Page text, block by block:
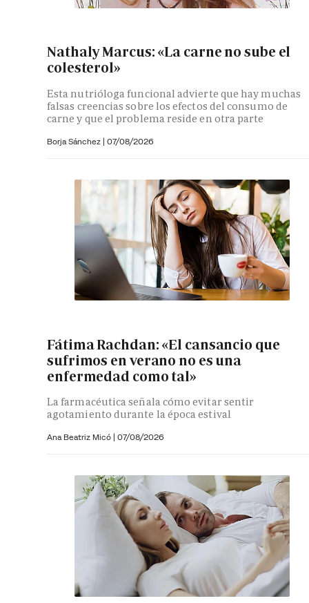
Nathaly Marcus: «La carne no sube el
colesterol»
Esta nutrióloga funcional advierte que hay muchas
falsas creencias sobre los efectos del consumo de
carne y que el problema reside en otra parte
Borja Sánchez | 07/08/2026
Fátima Rachdan: «El cansancio que
sufrimos en verano no es una
enfermedad como tal»
La farmacéutica señala cómo evitar sentir
agotamiento durante la época estival
Ana Beatriz Micó | 07/08/2026